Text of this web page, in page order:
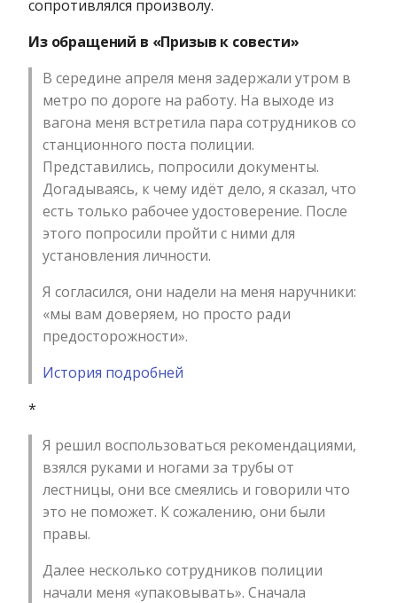
сопротивлялся произволу.
Из обращений в «Призыв к совести»
В середине апреля меня задержали утром в
метро по дороге на работу. На выходе из
вагона меня встретила пара сотрудников со
станционного поста полиции.
Представились, попросили документы.
Догадываясь, к чему идёт дело, я сказал, что
есть только рабочее удостоверение. После
этого попросили пройти с ними для
установления личности.
Я согласился, они надели на меня наручники:
«мы вам доверяем, но просто ради
предосторожности».
История подробней
*
Я решил воспользоваться рекомендациями,
взялся руками и ногами за трубы от
лестницы, они все смеялись и говорили что
это не поможет. К сожалению, они были
правы.
Далее несколько сотрудников полиции
начали меня «упаковывать». Сначала